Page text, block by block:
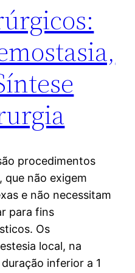
procedimentos
que não exigem
e não necessitam
para fins
Os
local, na
inferior a 1